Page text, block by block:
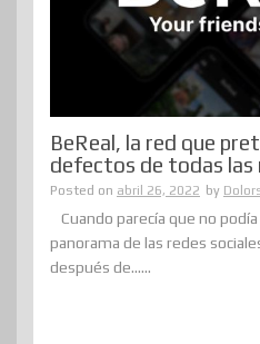
BeReal, la red que
defectos de todas las
Posted on abril 26, 2022 by
Cuando parecía que no
panorama de las redes
después de......